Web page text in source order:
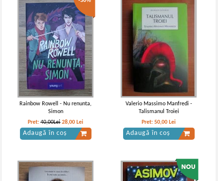
Rainbow Rowell - Nu renunta,
Simon
Pret:40,00Lei 28,00 Lei
Adaugă în coș
Valerio Massimo Manfredi -
Talismanul Troiei
Pret:50,00 Lei
Adaugă în coș